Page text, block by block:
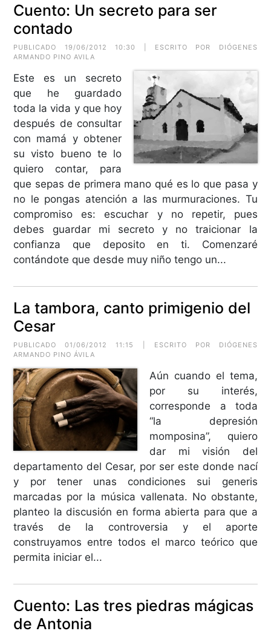
Cuento: Un secreto para ser
contado
PUBLICADO 19/06/2012 10:30 | ESCRITO POR DIÓGENES
ARMANDO PINO AVILA
Este es un secreto
que he guardado
toda la vida y que hoy
después de consultar
con mamá y obtener
su visto bueno te lo
quiero contar, para
que sepas de primera mano qué es lo que pasa y
no le pongas atención a las murmuraciones. Tu
compromiso es: escuchar y no repetir, pues
debes guardar mi secreto y no traicionar la
confianza que deposito en ti. Comenzaré
contándote que desde muy niño tengo un...
La tambora, canto primigenio del
Cesar
PUBLICADO 01/06/2012 11:15 | ESCRITO POR DIÓGENES
ARMANDO PINO ÁVILA
Aún cuando el tema,
por su interés,
corresponde a toda
“la depresión
momposina”, quiero
dar mi visión del
departamento del Cesar, por ser este donde nací
y por tener unas condiciones sui generis
marcadas por la música vallenata. No obstante,
planteo la discusión en forma abierta para que a
través de la controversia y el aporte
construyamos entre todos el marco teórico que
permita iniciar el...
Cuento: Las tres piedras mágicas
de Antonia